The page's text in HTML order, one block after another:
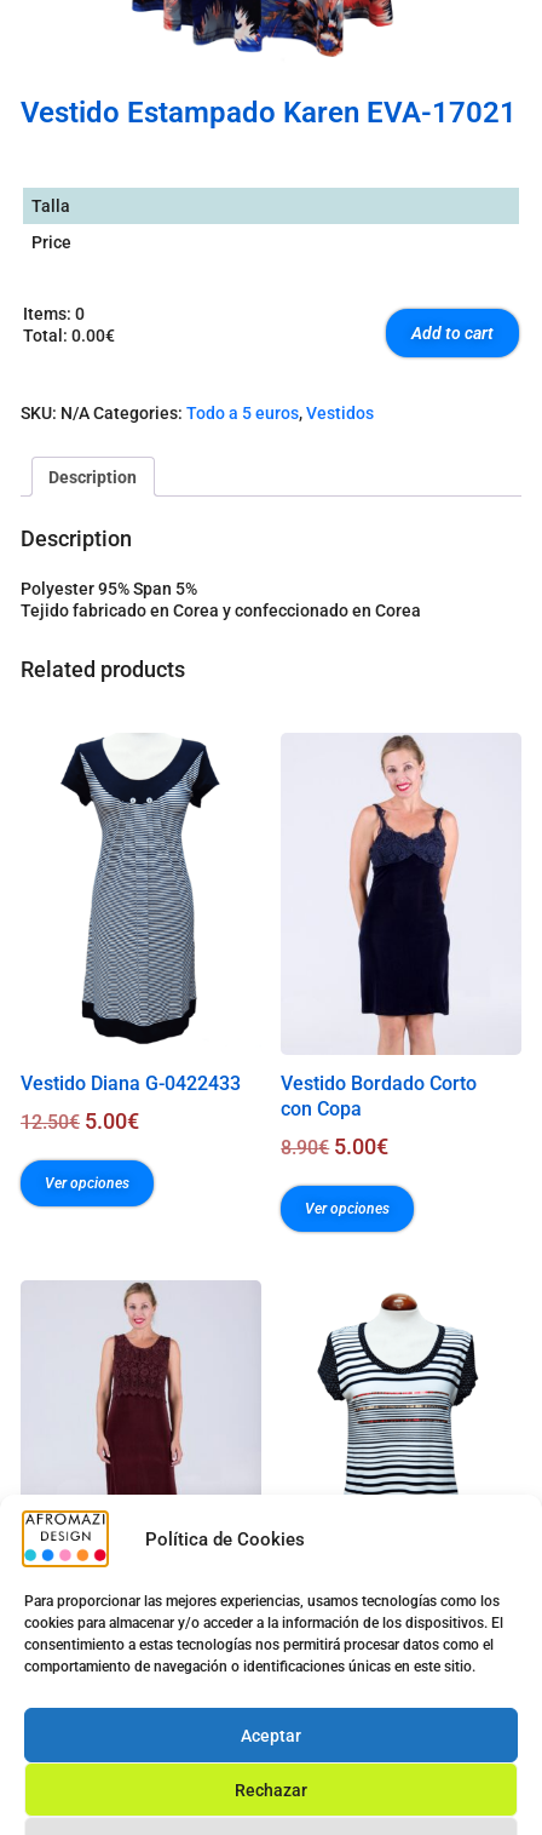
Política de Cookies
Para proporcionar las mejores experiencias, usamos tecnologías como los
cookies para almacenar y/o acceder a la información de los dispositivos. El
consentimiento a estas tecnologías nos permitirá procesar datos como el
comportamiento de navegación o identificaciones únicas en este sitio.
Aceptar
Rechazar
Vestido Estampado Karen EVA-17021
Talla
Price
Items: 0
Total : 0.00€
e
o
t
o
a
Add to cart
SKU: N/ACategories: Todo a 5 euros,Vestidos
Description
Description
Polyester 95% Span 5%
Tejido fabricado en Corea y confeccionado en Corea
Related products
Vestido Diana G-0422433
12.50€ 5.00€
Ver opciones
Vestido Bordado Corto
con Copa
8.90€ 5.00€
Ver opciones
Vestido Encaje Largo Tiro
Ancho
Camiseta Sra. N5041
15.60€ 5.00€